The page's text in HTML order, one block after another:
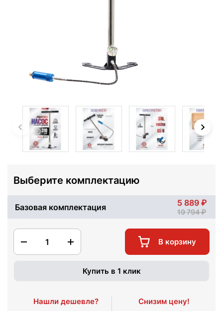
Выберите комплектацию
Базовая комплектация 5 889
19 794
1 В корзину
Купить в 1 клик
Нашли дешевле? Снизим цену!